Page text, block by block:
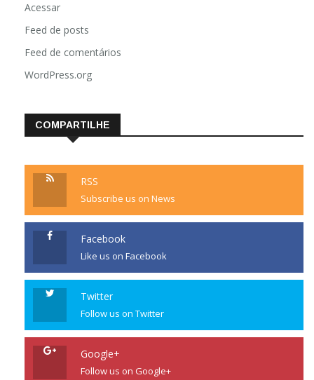
Acessar
Feed de posts
Feed de comentários
WordPress.org
COMPARTILHE
RSS
Subscribe us on News
Facebook
Like us on Facebook
Twitter
Follow us on Twitter
Google+
Follow us on Google+